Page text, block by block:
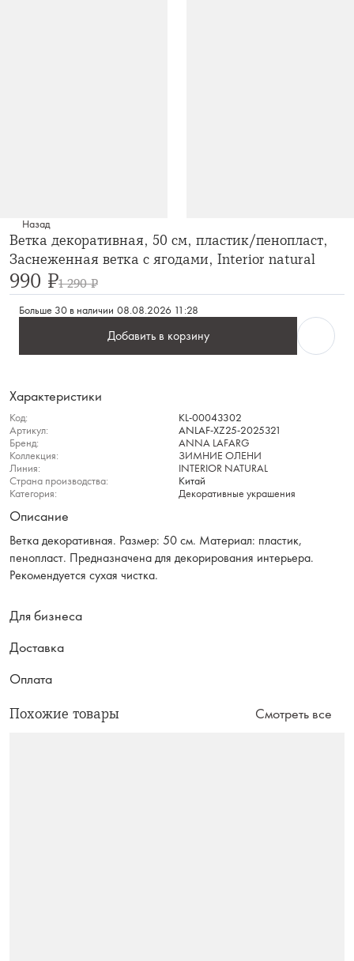
Назад
Ветка декоративная, 50 см, пластик/пенопласт,
Заснеженная ветка с ягодами, Interior natural
990 ₽1 290 ₽
Больше 30 в наличии 08.08.2026 11:28
Добавить в корзину
Характеристики
Код:
KL-00043302
Артикул:
ANLAF-XZ25-2025321
Бренд:
ANNA LAFARG
Коллекция:
ЗИМНИЕ ОЛЕНИ
Линия:
INTERIOR NATURAL
Страна производства:
Китай
Категория:
Декоративные украшения
Описание
Ветка декоративная. Размер: 50 см. Материал: пластик,
пенопласт. Предназначена для декорирования интерьера.
Рекомендуется сухая чистка.
Для бизнеса
Доставка
Оплата
Похожие товары Смотреть все